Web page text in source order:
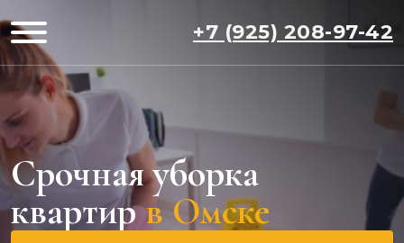
+7 (925) 208-97-42
Срочная уборка
квартирв Омске